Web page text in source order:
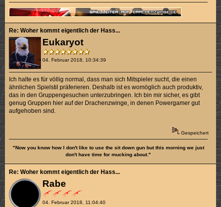
Eukaryot
04. Februar 2018, 10:34:39
Re: Woher kommt eigentlich der Hass...
Ich halte es für völlig normal, dass man sich Mitspieler sucht, die einen
ähnlichen Spielstil präferieren. Deshalb ist es womöglich auch produktiv,
das in den Gruppengesuchen unterzubringen. Ich bin mir sicher, es gibt
genug Gruppen hier auf der Drachenzwinge, in denen Powergamer gut
aufgehoben sind.
Gespeichert
"Now you know how I don't like to use the sit down gun but this morning we just
don't have time for mucking about."
Rabe
04. Februar 2018, 11:04:40
Re: Woher kommt eigentlich der Hass...